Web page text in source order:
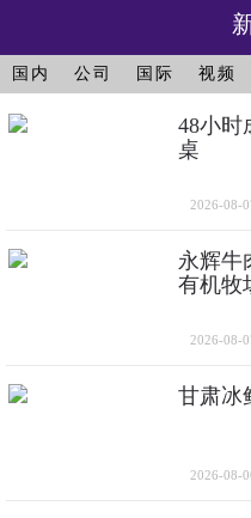
国内 公司 国际 视频
48小时
桌
2026-08-
永辉牛
有机牧
2026-08-
甘肃冰
2026-08-